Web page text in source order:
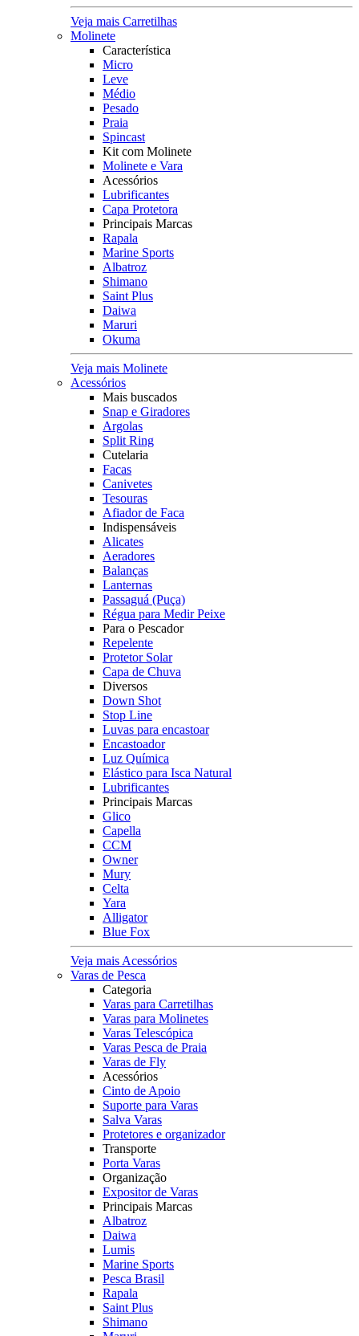
Veja mais Carretilhas
Molinete
Característica
Micro
Leve
Médio
Pesado
Praia
Spincast
Kit com Molinete
Molinete e Vara
Acessórios
Lubrificantes
Capa Protetora
Principais Marcas
Rapala
Marine Sports
Albatroz
Shimano
Saint Plus
Daiwa
Maruri
Okuma
Veja mais Molinete
Acessórios
Mais buscados
Snap e Giradores
Argolas
Split Ring
Cutelaria
Facas
Canivetes
Tesouras
Afiador de Faca
Indispensáveis
Alicates
Aeradores
Balanças
Lanternas
Passaguá (Puça)
Régua para Medir Peixe
Para o Pescador
Repelente
Protetor Solar
Capa de Chuva
Diversos
Down Shot
Stop Line
Luvas para encastoar
Encastoador
Luz Química
Elástico para Isca Natural
Lubrificantes
Principais Marcas
Glico
Capella
CCM
Owner
Mury
Celta
Yara
Alligator
Blue Fox
Veja mais Acessórios
Varas de Pesca
Categoria
Varas para Carretilhas
Varas para Molinetes
Varas Telescópica
Varas Pesca de Praia
Varas de Fly
Acessórios
Cinto de Apoio
Suporte para Varas
Salva Varas
Protetores e organizador
Transporte
Porta Varas
Organização
Expositor de Varas
Principais Marcas
Albatroz
Daiwa
Lumis
Marine Sports
Pesca Brasil
Rapala
Saint Plus
Shimano